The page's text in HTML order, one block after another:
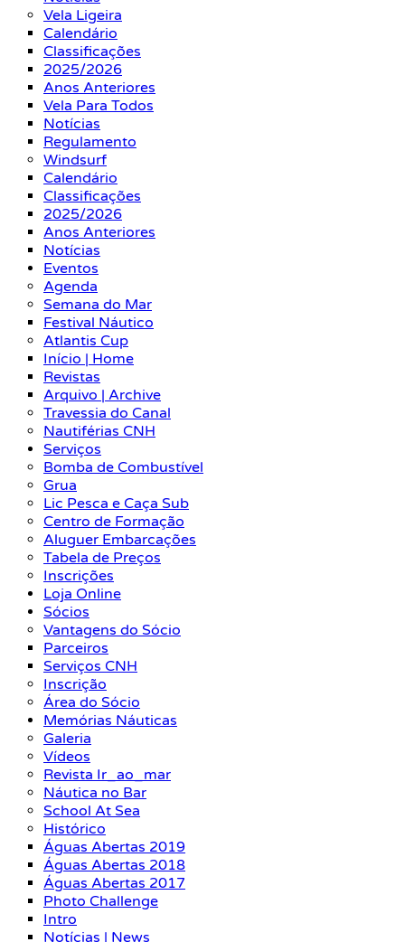
Vela Ligeira
Calendário
Classificações
2025/2026
Anos Anteriores
Vela Para Todos
Notícias
Regulamento
Windsurf
Calendário
Classificações
2025/2026
Anos Anteriores
Notícias
Eventos
Agenda
Semana do Mar
Festival Náutico
Atlantis Cup
Início | Home
Revistas
Arquivo | Archive
Travessia do Canal
Nautiférias CNH
Serviços
Bomba de Combustível
Grua
Lic Pesca e Caça Sub
Centro de Formação
Aluguer Embarcações
Tabela de Preços
Inscrições
Loja Online
Sócios
Vantagens do Sócio
Parceiros
Serviços CNH
Inscrição
Área do Sócio
Memórias Náuticas
Galeria
Vídeos
Revista Ir_ao_mar
Náutica no Bar
School At Sea
Histórico
Águas Abertas 2019
Águas Abertas 2018
Águas Abertas 2017
Photo Challenge
Intro
Notícias | News